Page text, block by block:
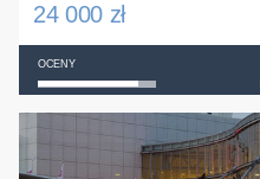
24 000 zł
OCENY